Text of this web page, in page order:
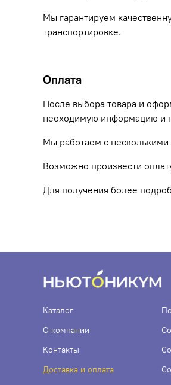
Мы гарантируем
транспортировке.
Оплата
После выбора товара и
неоходимую информацию и
Мы работаем с несколькими
Возможно произвести
Для получения более
Каталог
О компании
Контакты
Доставка и оплата